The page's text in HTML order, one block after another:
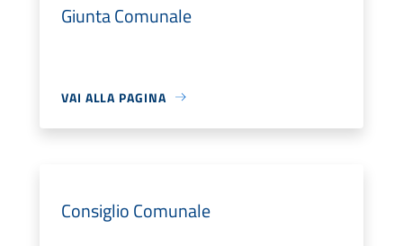
Giunta Comunale
VAI ALLA PAGINA
Consiglio Comunale